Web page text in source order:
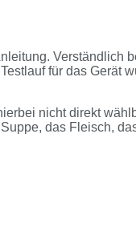
Verständlich
für das Gerät
nicht direkt
das Fleisch,